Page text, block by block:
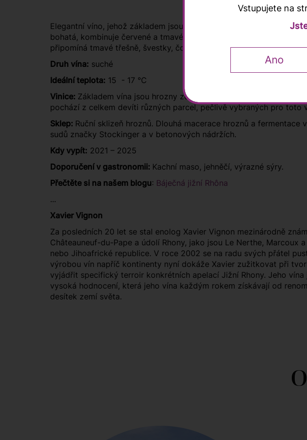
Elegantní víno, jehož základem jsou 100leté keře odrůdy
bohatá, kombinuje červené a tmavé peckové ovoce, příjemnou
připomíná tmavé třešně, švestky, čokoládu, tabák a středomořské
Druh vína: suché
Ideální teplota: 15 - 17 °C
Vinice: Základem vína jsou hrozny ze 100 let starých keřů
pochází z celkem devíti různých parcel, pečlivě vybraných pro toto
Sklep: Ruční sklizeň hroznů. Dlouhá macerace hroznů a
sudů značky Stockinger a v betonových nádržích.
Kdy vypít: 2021 – 2025
Doporučení v gastronomii: Kachní maso, jehněčí, výrazné sýry.
Přečtěte si na našem blogu: Báječná jižní Rhôna
...
Xavier Vignon
Za posledních 20 let se stal enolog Xavier Vignon mezinárodně
Châteauneuf-du-Pape a údolí Rhony, jako jsou Le Nerthe, Marcoux
nebo Jihoafrické republice. V roce 2002 se na radu svých přátel
výrobou vín napříč kontinenty nyní dokáže Xavier zužitkovat při
vyjádřit specifický terroir konkrétních apelací Jižní Rhony. Jeho
vysoká hodnocení, která jeho vína každým rokem získávají od
desítek zemí světa.
Vstupujete na
Ano